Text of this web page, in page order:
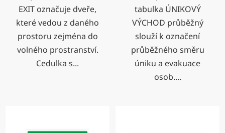
EXIT označuje dveře,
které vedou z daného
prostoru zejména do
volného prostranství.
Cedulka s...
tabulka ÚNIKOVÝ
VÝCHOD průběžný
slouží k označení
průběžného směru
úniku a evakuace
osob....